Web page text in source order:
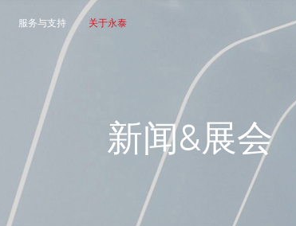
服务与支持 关于永泰
新 闻&展会